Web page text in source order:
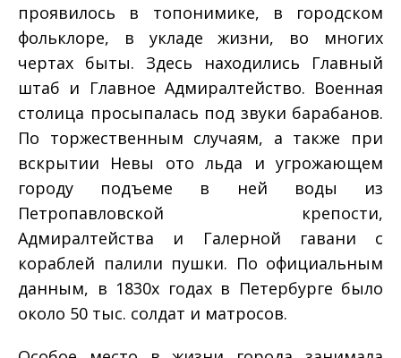
проявилось в топонимике, в городском
фольклоре, в укладе жизни, во многих
чертах быты. Здесь находились Главный
штаб и Главное Адмиралтейство. Военная
столица просыпалась под звуки барабанов.
По торжественным случаям, а также при
вскрытии Невы ото льда и угрожающем
городу подъеме в ней воды из
Петропавловской крепости,
Адмиралтейства и Галерной гавани с
кораблей палили пушки. По официальным
данным, в 1830­х годах в Петербурге было
около 50 тыс. солдат и матросов.